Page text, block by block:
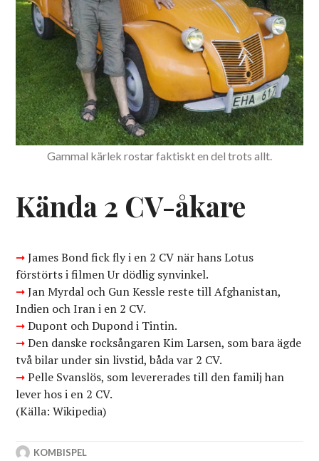
Gammal kärlek rostar faktiskt en del trots allt.
Kända 2 CV-åkare
➞James Bond fick fly i en 2 CV när hans Lotus
förstörts i filmen Ur dödlig synvinkel.
➞Jan Myrdal och Gun Kessle reste till Afghanistan,
Indien och Iran i en 2 CV.
➞Dupont och Dupond i Tintin.
➞Den danske rocksångaren Kim Larsen, som bara ägde
två bilar under sin livstid, båda var 2 CV.
➞Pelle Svanslös, som levererades till den familj han
lever hos i en 2 CV.
(Källa: Wikipedia)
KOMBISPEL